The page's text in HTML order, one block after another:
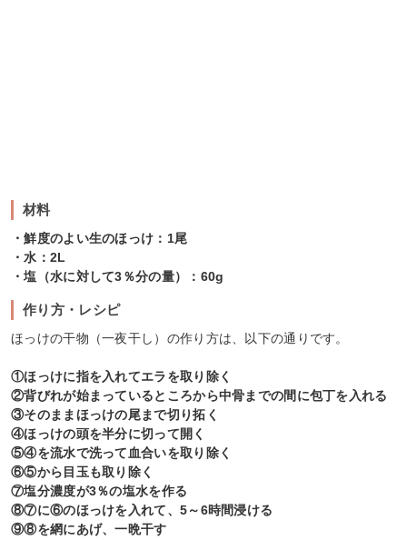
材料
・鮮度のよい生のほっけ：1尾
・水：2L
・塩（水に対して3％分の量）：60g
作り方・レシピ
ほっけの干物（一夜干し）の作り方は、以下の通りです。
①ほっけに指を入れてエラを取り除く
②背びれが始まっているところから中骨までの間に包丁を入れる
③そのままほっけの尾まで切り拓く
④ほっけの頭を半分に切って開く
⑤④を流水で洗って血合いを取り除く
⑥⑤から目玉も取り除く
⑦塩分濃度が3％の塩水を作る
⑧⑦に⑥のほっけを入れて、5～6時間浸ける
⑨⑧を網にあげ、一晩干す